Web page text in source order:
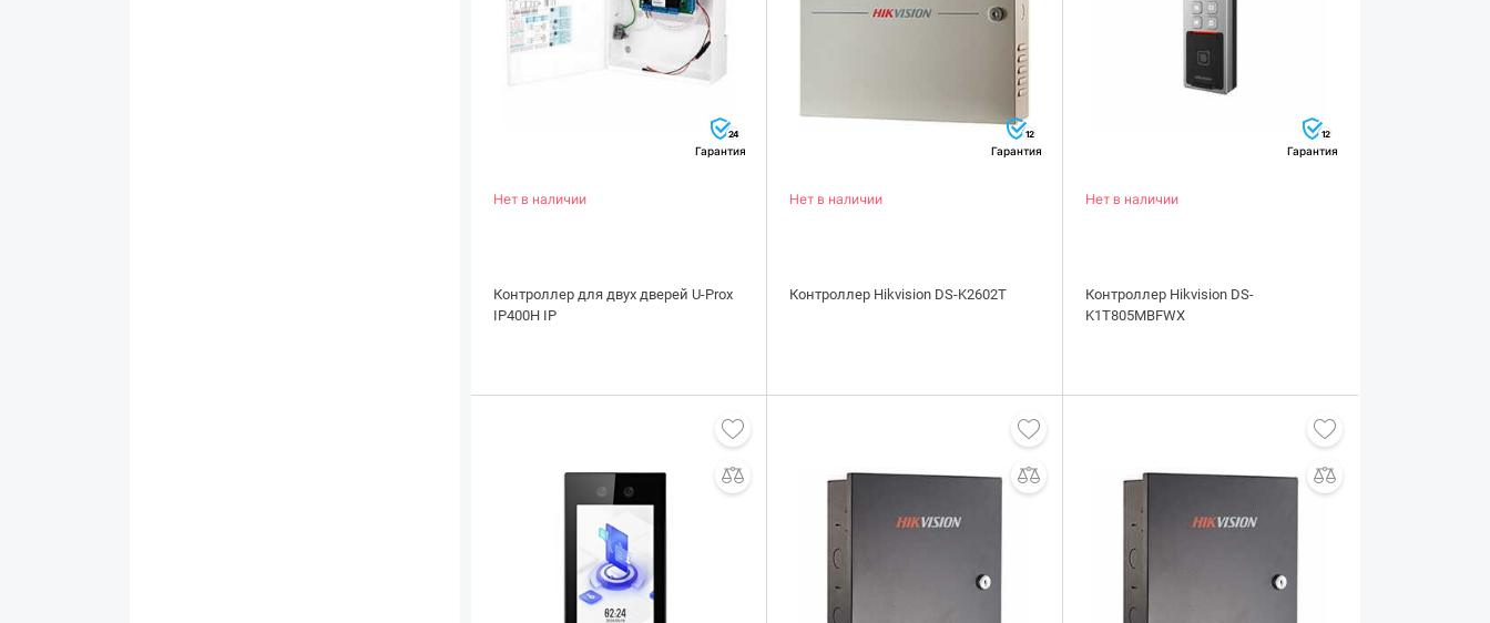
24
Гарантия
Нет в наличии
Контроллер для двух дверей U-Prox
IP400H IP
12
Гарантия
Нет в наличии
Контроллер Hikvision DS-K2602T
12
Гарантия
Нет в наличии
Контроллер Hikvision DS-
K1T805MBFWX